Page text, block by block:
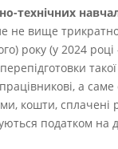
технічних
не вище
року (у 2024
а саме
кошти, сплачені
податком на